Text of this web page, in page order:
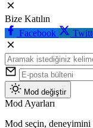
Bize Katılın
Facebook
Mod değiştir
Mod Ayarları
Mod seçin, deneyimini